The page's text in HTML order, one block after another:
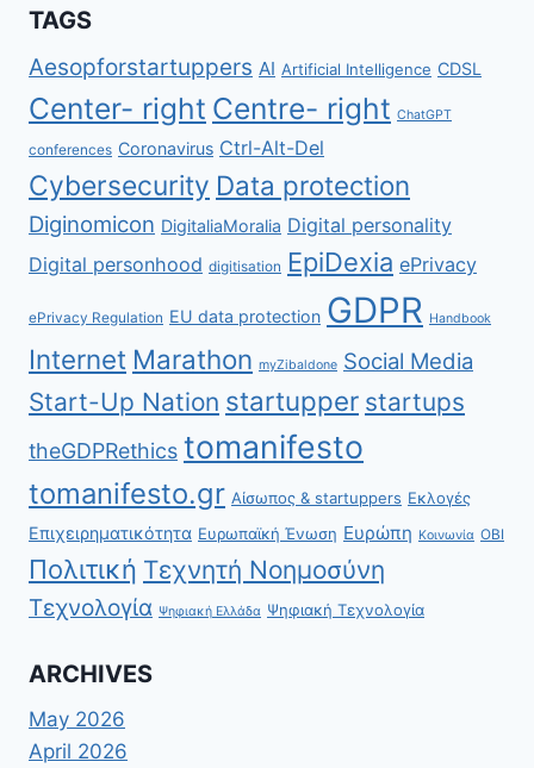
TAGS
Aesopforstartuppers AI Artificial Intelligence CDSL
Center- right Centre- right ChatGPT
conferences Coronavirus Ctrl-Alt-Del
Cybersecurity Data protection
Diginomicon DigitaliaMoralia Digital personality
Digital personhood digitisation EpiDexia ePrivacy
ePrivacy Regulation EU data protection GDPR Handbook
Internet Marathon myZibaldone Social Media
Start-Up Nation startupper startups
theGDPRethics tomanifesto
tomanifesto.gr Αίσωπος & startuppers Εκλογές
Επιχειρηματικότητα Ευρωπαϊκή Ένωση Ευρώπη Κοινωνία ΟΒΙ
Πολιτική Τεχνητή Νοημοσύνη
Τεχνολογία Ψηφιακή Ελλάδα Ψηφιακή Τεχνολογία
ARCHIVES
May 2026
April 2026